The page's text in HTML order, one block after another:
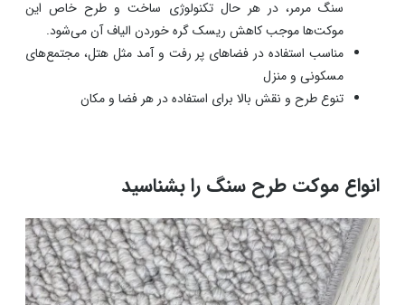
سنگ مرمر، در هر حال تکنولوژی ساخت و طرح خاص این
موکت‌ها موجب کاهش ریسک گره خوردن الیاف آن می‌شود.
مناسب استفاده در فضاهای پر رفت و آمد مثل هتل، مجتمع‌های
مسکونی و منزل
تنوع طرح و نقش بالا برای استفاده در هر فضا و مکان
انواع موکت طرح سنگ را بشناسید